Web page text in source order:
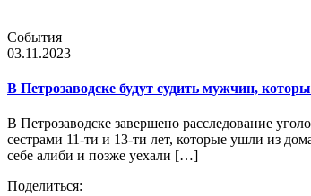
События
03.11.2023
В Петрозаводске будут судить мужчин,
В Петрозаводске завершено расследование
сестрами 11-ти и 13-ти лет, которые ушли из
себе алиби и позже уехали […]
Поделиться: